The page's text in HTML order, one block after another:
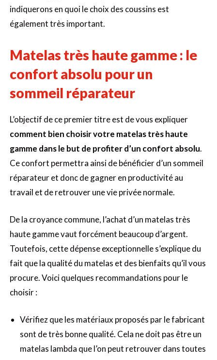
indiquerons en quoi le choix des coussins est
également très important.
Matelas très haute gamme : le
confort absolu pour un
sommeil réparateur
L’objectif de ce premier titre est de vous expliquer
comment bien choisir votre matelas très haute
gamme dans le but de profiter d’un confort absolu.
Ce confort permettra ainsi de bénéficier d’un sommeil
réparateur et donc de gagner en productivité au
travail et de retrouver une vie privée normale.
De la croyance commune, l’achat d’un matelas très
haute gamme vaut forcément beaucoup d’argent.
Toutefois, cette dépense exceptionnelle s’explique du
fait que la qualité du matelas et des bienfaits qu’il vous
procure. Voici quelques recommandations pour le
choisir :
Vérifiez que les matériaux proposés par le fabricant
sont de très bonne qualité. Cela ne doit pas être un
matelas lambda que l’on peut retrouver dans toutes